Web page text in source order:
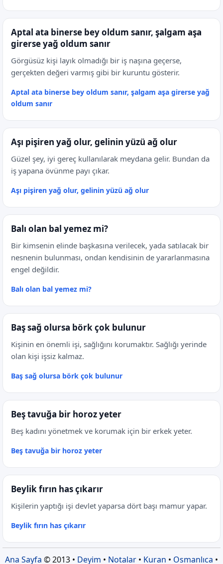
Aptal ata binerse bey oldum sanır, şalgam aşa
girerse yağ oldum sanır
Görgüsüz kişi layık olmadığı bir iş naşına geçerse,
gerçekten değeri varmış gibi bir kuruntu gösterir.
Aptal ata binerse bey oldum sanır, şalgam aşa girerse yağ
oldum sanır
Aşı pişiren yağ olur, gelinin yüzü ağ olur
Güzel şey, iyi gereç kullanılarak meydana gelir. Bundan da
iş yapana övünme payı çıkar.
Aşı pişiren yağ olur, gelinin yüzü ağ olur
Balı olan bal yemez mi?
Bir kimsenin elinde başkasına verilecek, yada satılacak bir
nesnenin bulunması, ondan kendisinin de yararlanmasına
engel değildir.
Balı olan bal yemez mi?
Baş sağ olursa börk çok bulunur
Kişinin en önemli işi, sağlığını korumaktır. Sağlığı yerinde
olan kişi işsiz kalmaz.
Baş sağ olursa börk çok bulunur
Beş tavuğa bir horoz yeter
Beş kadını yönetmek ve korumak için bir erkek yeter.
Beş tavuğa bir horoz yeter
Beylik fırın has çıkarır
Kişilerin yaptığı işi devlet yaparsa dört başı mamur yapar.
Beylik fırın has çıkarır
Ana Sayfa © 2013 • Deyim • Notalar • Kuran • Osmanlıca •